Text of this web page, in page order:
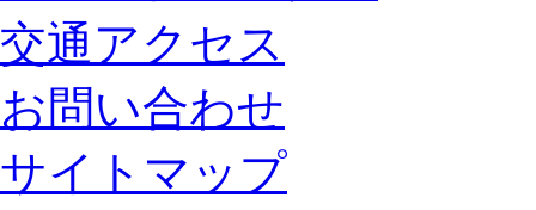
交通アクセス
お問い合わせ
サイトマップ